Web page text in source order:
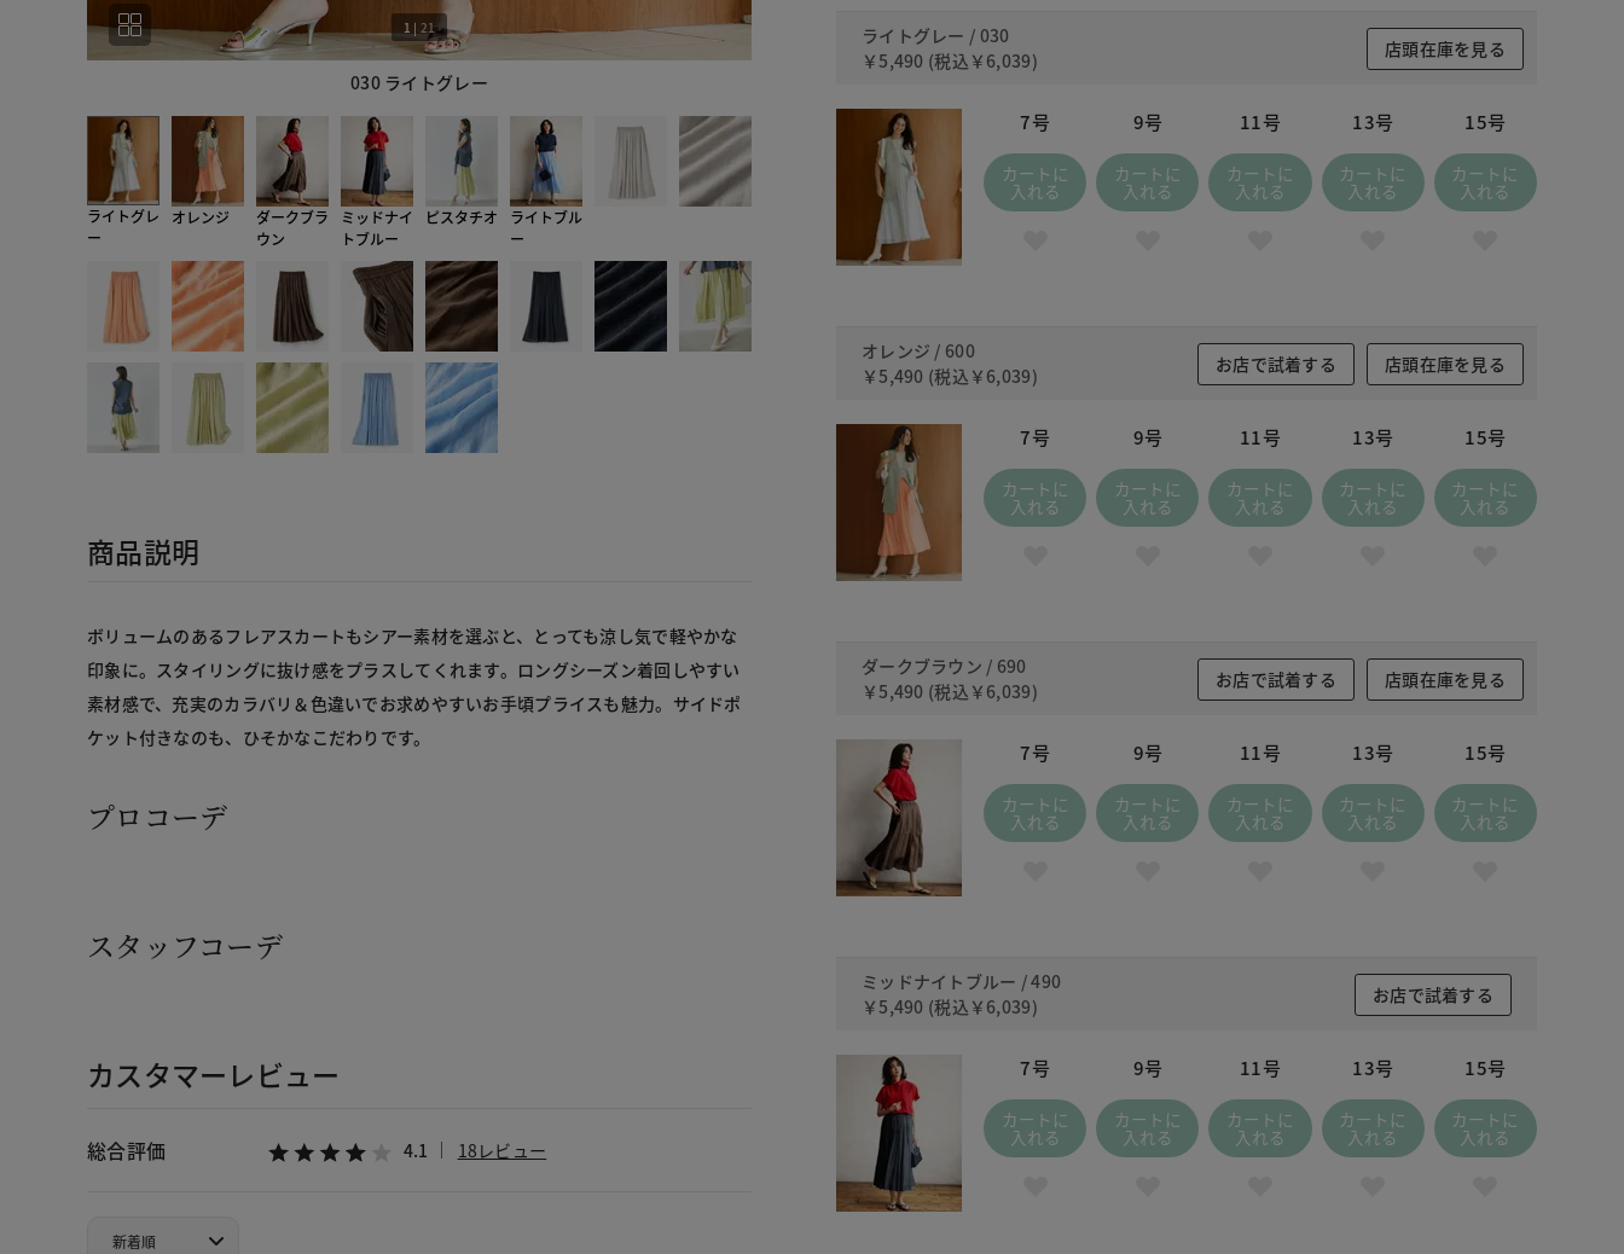
030 ライトグレー
1 | 21
ライトグレ
ー
オレンジ
ダークブラ
ウン
ミッドナイ
トブルー
ピスタチオ
ライトブル
ー
商品説明
ボリュームのあるフレアスカートもシアー素材を選ぶと、とっても涼し気で軽やかな
印象に。スタイリングに抜け感をプラスしてくれます。ロングシーズン着回しやすい
素材感で、充実のカラバリ＆色違いでお求めやすいお手頃プライスも魅力。サイドポ
ケット付きなのも、ひそかなこだわりです。
プロコーデ
スタッフコーデ
カスタマーレビュー
総合評価 4.1 18レビュー
ライトグレー / 030
￥5,490 (税込 ￥6,039)
店頭在庫を見る
7号
カートに
入れる
9号
カートに
入れる
11号
カートに
入れる
13号
カートに
入れる
15号
カートに
入れる
オレンジ / 600
￥5,490 (税込 ￥6,039)
お店で試着する 店頭在庫を見る
7号
カートに
入れる
9号
カートに
入れる
11号
カートに
入れる
13号
カートに
入れる
15号
カートに
入れる
ダークブラウン / 690
￥5,490 (税込 ￥6,039)
お店で試着する 店頭在庫を見る
7号
カートに
入れる
9号
カートに
入れる
11号
カートに
入れる
13号
カートに
入れる
15号
カートに
入れる
ミッドナイトブルー / 490
￥5,490 (税込 ￥6,039)
お店で試着する
7号
カートに
入れる
9号
カートに
入れる
11号
カートに
入れる
13号
カートに
入れる
15号
カートに
入れる